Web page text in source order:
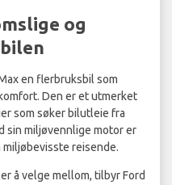
og
en flerbruksbil som
Den er et utmerket
som søker bilutleie fra
sin miljøvennlige motor er
reisende.
å velge mellom, tilbyr Ford